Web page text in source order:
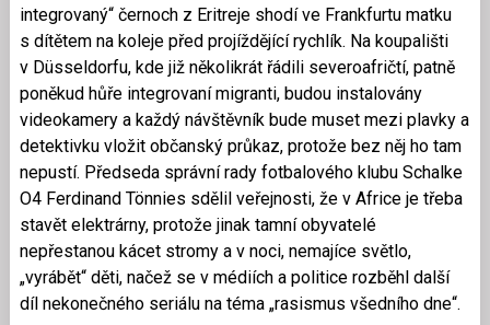
integrovaný“ černoch z Eritreje shodí ve Frankfurtu matku
s dítětem na koleje před projíždějící rychlík. Na koupališti
v Düsseldorfu, kde již několikrát řádili severoafričtí, patně
poněkud hůře integrovaní migranti, budou instalovány
videokamery a každý návštěvník bude muset mezi plavky a
detektivku vložit občanský průkaz, protože bez něj ho tam
nepustí. Předseda správní rady fotbalového klubu Schalke
O4 Ferdinand Tönnies sdělil veřejnosti, že v Africe je třeba
stavět elektrárny, protože jinak tamní obyvatelé
nepřestanou kácet stromy a v noci, nemajíce světlo,
„vyrábět“ děti, načež se v médiích a politice rozběhl další
díl nekonečného seriálu na téma „rasismus všedního dne“.